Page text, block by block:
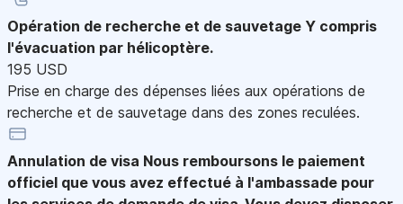
Opération de recherche et de sauvetage Y compris
l'évacuation par hélicoptère.
195 USD
Prise en charge des dépenses liées aux opérations de
recherche et de sauvetage dans des zones reculées.
Annulation de visa Nous remboursons le paiement
officiel que vous avez effectué à l'ambassade pour